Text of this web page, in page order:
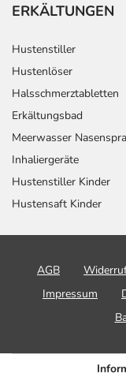
ERKÄLTUNGEN
Hustenstiller
Hustenlöser
Halsschmerztabletten
Erkältungsbad
Meerwasser
Inhaliergeräte
Hustenstiller Kinder
Hustensaft Kinder
AGB
Impressum